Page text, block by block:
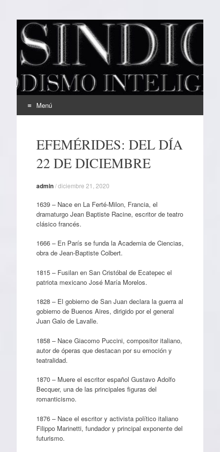
EL SINDICAL
Periodismo Inteligente
Menú
contenidoEFEMÉRIDES: DEL DÍA
22 DE DICIEMBRE
admin/diciembre 21, 2020
1639 – Nace en La Ferté-Milon, Francia, el
dramaturgo Jean Baptiste Racine, escritor de teatro
clásico francés.
1666 – En París se funda la Academia de Ciencias,
obra de Jean-Baptiste Colbert.
1815 – Fusilan en San Cristóbal de Ecatepec el
patriota mexicano José María Morelos.
1828 – El gobierno de San Juan declara la guerra al
gobierno de Buenos Aires, dirigido por el general
Juan Galo de Lavalle.
1858 – Nace Giacomo Puccini, compositor italiano,
autor de óperas que destacan por su emoción y
teatralidad.
1870 – Muere el escritor español Gustavo Adolfo
Becquer, una de las principales figuras del
romanticismo.
1876 – Nace el escritor y activista político italiano
Filippo Marinetti, fundador y principal exponente del
futurismo.